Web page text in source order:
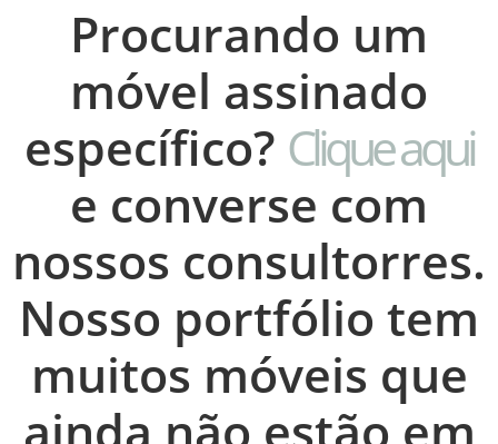
Procurando um
móvel assinado
específico? Clique aqui
e converse com
nossos consultorres.
Nosso portfólio tem
muitos móveis que